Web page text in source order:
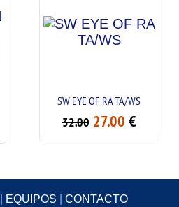
SW EYE OF RA TA/WS
32.00 27.00€
EQUIPOS
CONTACTO